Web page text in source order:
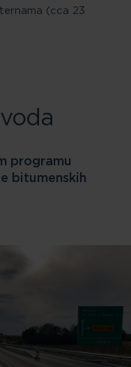
(cca 23
programu
bitumenskih